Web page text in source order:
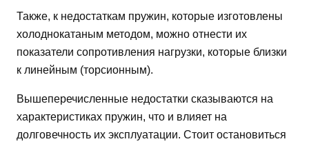
Также, к недостаткам пружин, которые изготовлены
холоднокатаным методом, можно отнести их
показатели сопротивления нагрузки, которые близки
к линейным (торсионным).
Вышеперечисленные недостатки сказываются на
характеристиках пружин, что и влияет на
долговечность их эксплуатации. Стоит остановиться